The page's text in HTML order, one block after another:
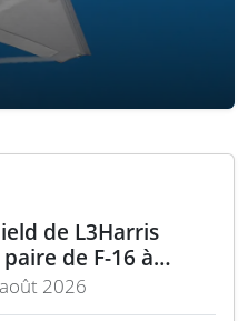
de L3Harris
de F-16 à
2026